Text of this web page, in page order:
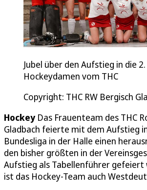
Jubel über den Aufstieg in die
Hockeydamen vom THC
Copyright: THC RW Bergisch
HockeyDas Frauenteam des THC
Gladbach feierte mit dem Aufstieg
Bundesliga in der Halle einen
den bisher größten in der
Aufstieg als Tabellenführer gefeiert
ist das Hockey-Team auch